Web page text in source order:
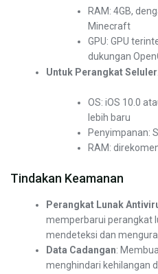
RAM: 4GB,
Minecraft
GPU: GPU
dukungan
Untuk Perangkat Seluler
OS: iOS 10.0
lebih baru
Penyimpanan:
RAM:
Tindakan Keamanan
Perangkat Lunak
memperbarui perangkat
mendeteksi dan
Data Cadangan:
menghindari kehilangan